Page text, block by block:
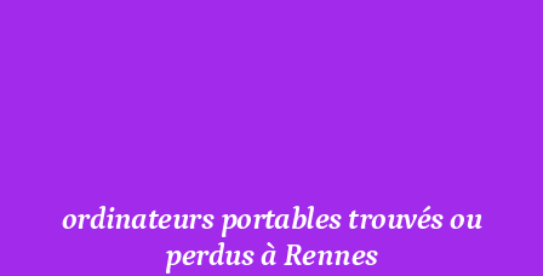
ordinateurs portables trouvés ou
perdus à Rennes